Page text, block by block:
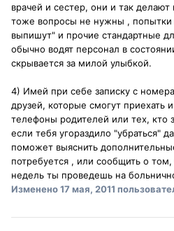
врачей и сестер, они и так
тоже вопросы не нужны , попытки
выпишут" и прочие стандартные
обычно водят персонал в
скрывается за милой улыбкой.
4) Имей при себе записку с
друзей, которые смогут приехать
телефоны родителей или тех, кто
если тебя угораздило "убраться"
поможет выяснить
потребуется , или сообщить о
недель ты проведешь на
Изменено17 мая, 2011